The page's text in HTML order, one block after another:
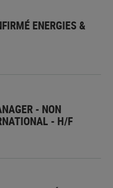
ENERGIES &
- NON
- H/F